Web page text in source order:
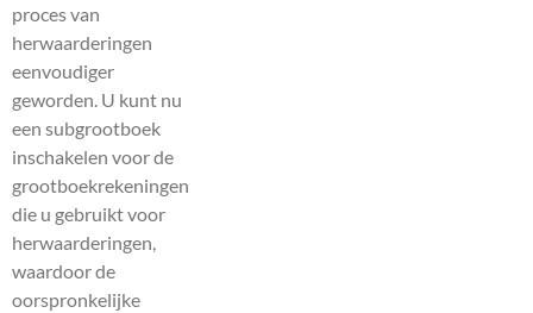
proces van
herwaarderingen
eenvoudiger
geworden. U kunt nu
een subgrootboek
inschakelen voor de
grootboekrekeningen
die u gebruikt voor
herwaarderingen,
waardoor de
oorspronkelijke